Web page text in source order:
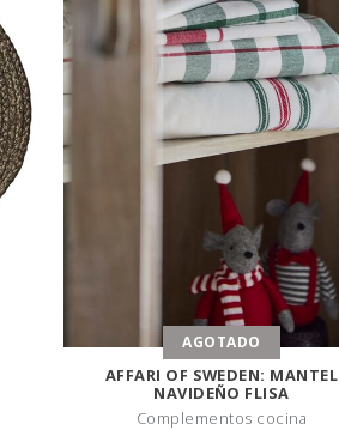
AGOTADO
AFFARI OF SWEDEN: MANTEL
NAVIDEÑO FLISA
Complementos cocina